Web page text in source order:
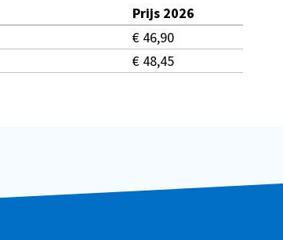
Prijs 2026
€ 46,90
€ 48,45